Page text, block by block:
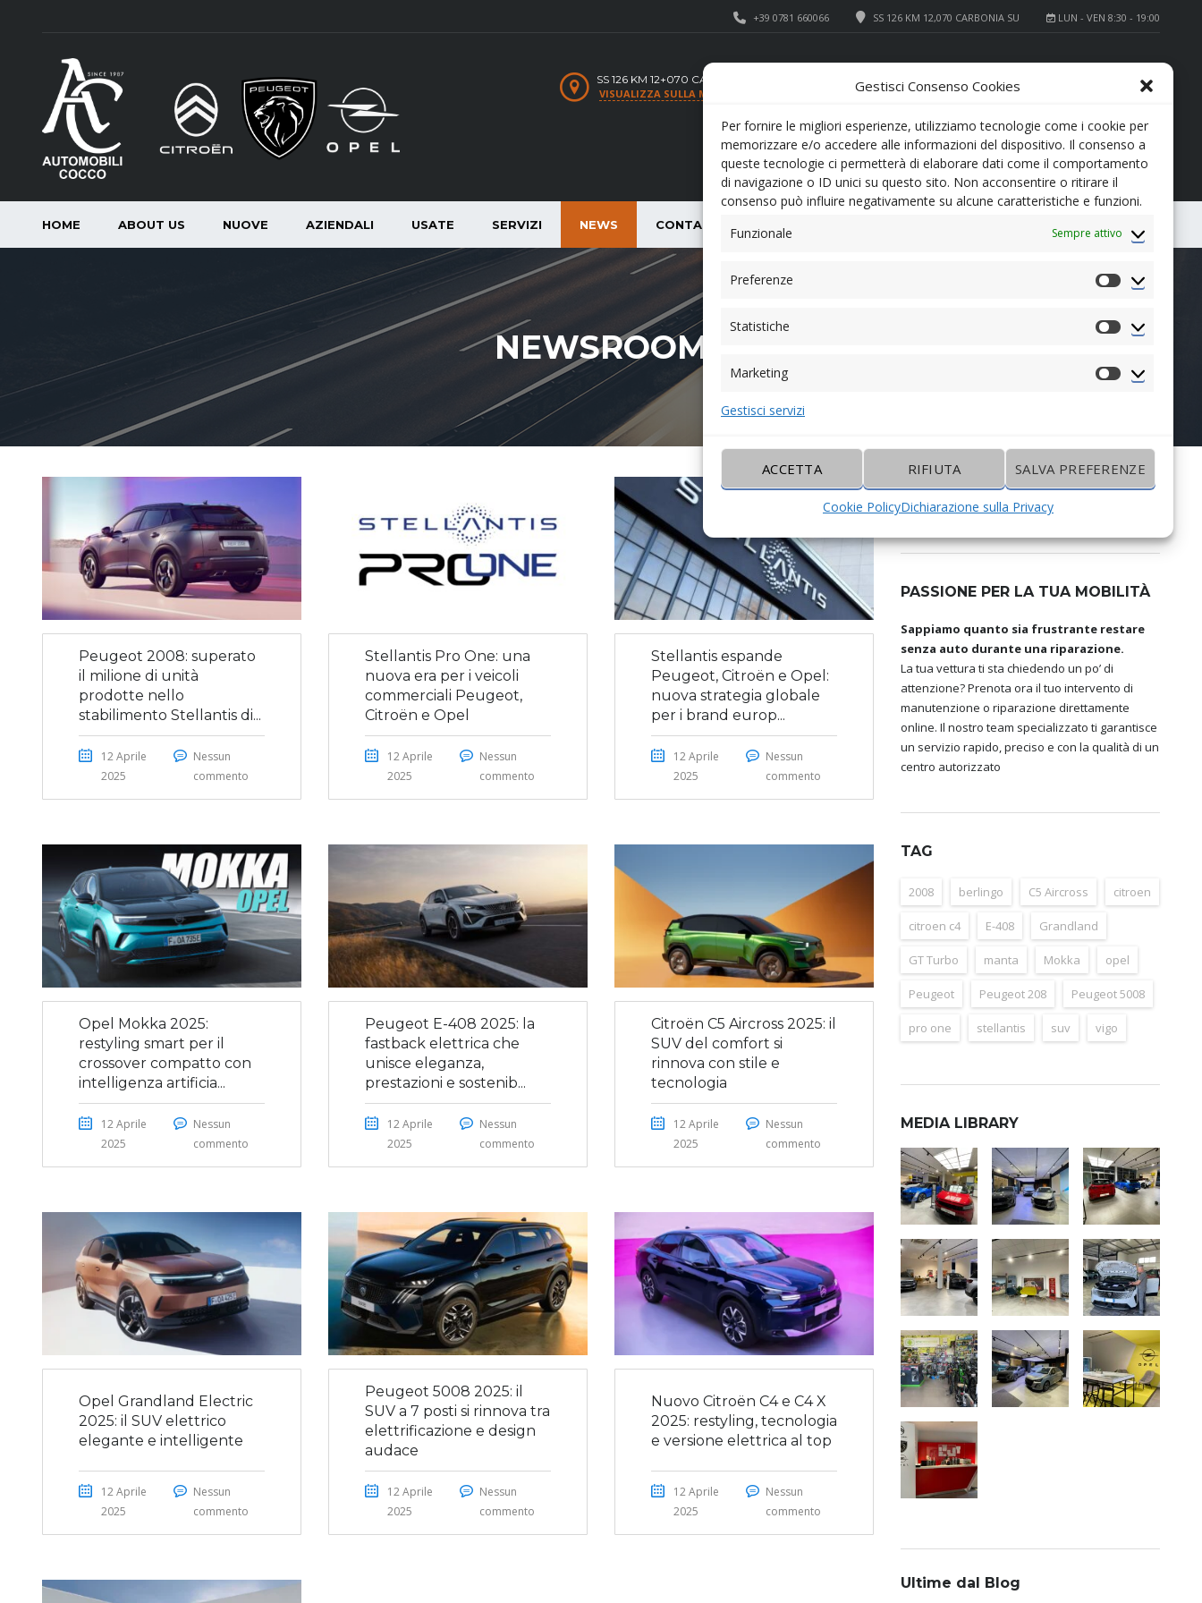
Gestisci Consenso Cookies
Per fornire le migliori esperienze, utilizziamo tecnologie come i cookie per
memorizzare e/o accedere alle informazioni del dispositivo. Il consenso a
queste tecnologie ci permetterà di elaborare dati come il comportamento
di navigazione o ID unici su questo sito. Non acconsentire o ritirare il
consenso può influire negativamente su alcune caratteristiche e funzioni.
Funzionale
Sempre attivo
Preferenze
Preferenze
Statistiche
Statistiche
Marketing
Marketing
Gestisci servizi
ACCETTA RIFIUTA SALVA PREFERENZE
Cookie PolicyDichiarazione sulla Privacy
LUN - VEN 8:30 - 19:00
SS 126 KM 12,070 CARBONIA SU
+39 0781 660066
SERVICE +39 0781 660066
SS 126 KM 12+070 CARBONIA SU
VISUALIZZA SULLA MAPPA
HOME ABOUT US NUOVE AZIENDALI USATE SERVIZI NEWS CONTATTI
NEWSROOM
Peugeot 2008: superato
il milione di unità
prodotte nello
stabilimento Stellantis di...
12 Aprile
2025
Nessun
commento
Stellantis Pro One: una
nuova era per i veicoli
commerciali Peugeot,
Citroën e Opel
12 Aprile
2025
Nessun
commento
Stellantis espande
Peugeot, Citroën e Opel:
nuova strategia globale
per i brand europ...
12 Aprile
2025
Nessun
commento
Opel Mokka 2025:
restyling smart per il
crossover compatto con
intelligenza artificia...
12 Aprile
2025
Nessun
commento
Peugeot E-408 2025: la
fastback elettrica che
unisce eleganza,
prestazioni e sostenib...
12 Aprile
2025
Nessun
commento
Citroën C5 Aircross 2025: il
SUV del comfort si
rinnova con stile e
tecnologia
12 Aprile
2025
Nessun
commento
Opel Grandland Electric
2025: il SUV elettrico
elegante e intelligente
12 Aprile
2025
Nessun
commento
Peugeot 5008 2025: il
SUV a 7 posti si rinnova tra
elettrificazione e design
audace
12 Aprile
2025
Nessun
commento
Nuovo Citroën C4 e C4 X
2025: restyling, tecnologia
e versione elettrica al top
12 Aprile
2025
Nessun
commento
Ricerca
per:
PASSIONE PER LA TUA MOBILITÀ
Sappiamo quanto sia frustrante restare
senza auto durante una riparazione.
La tua vettura ti sta chiedendo un po’ di
attenzione? Prenota ora il tuo intervento di
manutenzione o riparazione direttamente
online. Il nostro team specializzato ti garantisce
un servizio rapido, preciso e con la qualità di un
centro autorizzato
TAG
2008 berlingo C5 Aircross citroen
citroen c4 E-408 Grandland
GT Turbo manta Mokka opel
Peugeot Peugeot 208 Peugeot 5008
pro one stellantis suv vigo
MEDIA LIBRARY
Ultime dal Blog